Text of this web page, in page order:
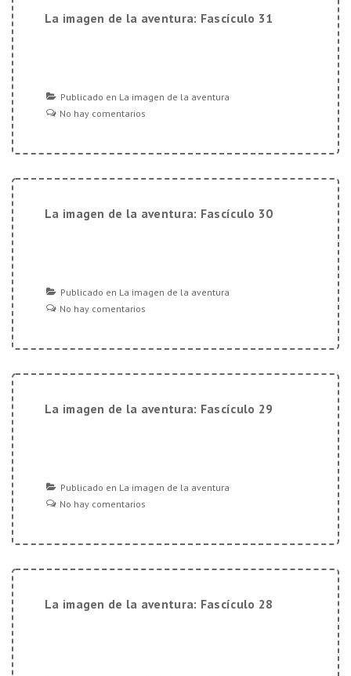
La imagen de la aventura: Fascículo 31
Publicado en La imagen de la aventura
No hay comentarios
La imagen de la aventura: Fascículo 30
Publicado en La imagen de la aventura
No hay comentarios
La imagen de la aventura: Fascículo 29
Publicado en La imagen de la aventura
No hay comentarios
La imagen de la aventura: Fascículo 28